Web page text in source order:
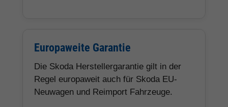
Europaweite Garantie
Die Skoda Herstellergarantie gilt in der
Regel europaweit auch für Skoda EU-
Neuwagen und Reimport Fahrzeuge.